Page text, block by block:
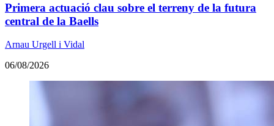
Primera actuació clau sobre el terreny de la futura
central de la Baells
Arnau Urgell i Vidal
06/08/2026